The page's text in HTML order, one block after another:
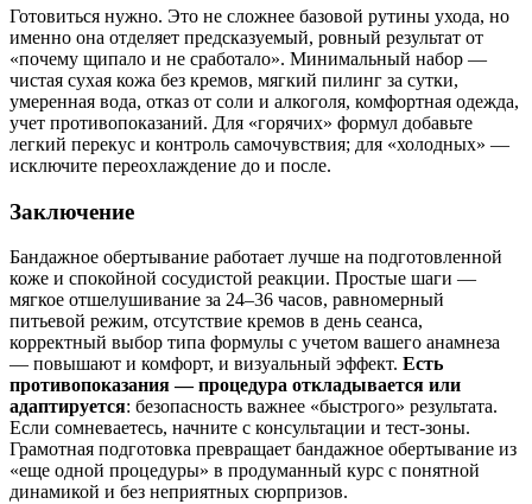
Готовиться нужно. Это не сложнее базовой рутины ухода, но
именно она отделяет предсказуемый, ровный результат от
«почему щипало и не сработало». Минимальный набор —
чистая сухая кожа без кремов, мягкий пилинг за сутки,
умеренная вода, отказ от соли и алкоголя, комфортная одежда,
учет противопоказаний. Для «горячих» формул добавьте
легкий перекус и контроль самочувствия; для «холодных» —
исключите переохлаждение до и после.
Заключение
Бандажное обертывание работает лучше на подготовленной
коже и спокойной сосудистой реакции. Простые шаги —
мягкое отшелушивание за 24–36 часов, равномерный
питьевой режим, отсутствие кремов в день сеанса,
корректный выбор типа формулы с учетом вашего анамнеза
— повышают и комфорт, и визуальный эффект. Есть
противопоказания — процедура откладывается или
адаптируется: безопасность важнее «быстрого» результата.
Если сомневаетесь, начните с консультации и тест‑зоны.
Грамотная подготовка превращает бандажное обертывание из
«еще одной процедуры» в продуманный курс с понятной
динамикой и без неприятных сюрпризов.